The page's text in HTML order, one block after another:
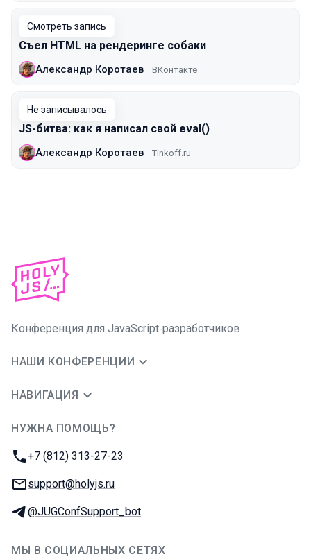
Смотреть запись
Съел HTML на рендеринге собаки
Александр Коротаев ВКонтакте
Не записывалось
JS-битва: как я написал свой eval()
Александр Коротаев Tinkoff.ru
Конференция для JavaScript‑разработчиков
НАШИ КОНФЕРЕНЦИИ
НАВИГАЦИЯ
НУЖНА ПОМОЩЬ?
Телефон:
+7 (812) 313-27-23
E-mail:
support@holyjs.ru
Телеграм:
@JUGConfSupport_bot
МЫ В СОЦИАЛЬНЫХ СЕТЯХ